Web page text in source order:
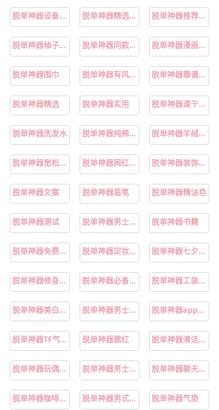
脱单神器设备介绍 脱单神器精选必备 脱单神器推荐精选必备
脱单神器柚子面膜 脱单神器同款礼物 脱单神器漫画在线观看韩漫
脱单神器围巾 脱单神器有风险吗 脱单神器靠谱的软件
脱单神器精选 脱单神器实用 脱单神器速干短袖
脱单神器洗发水 脱单神器纯棉卫衣 脱单神器羊绒大衣
脱单神器宽松牛仔裤 脱单神器网红甜品 脱单神器装饰摆件
脱单神器文案 脱单神器眉笔 脱单神器精油皂
脱单神器测试 脱单神器男士推荐 脱单神器书籍
脱单神器免费介绍对象 脱单神器定妆喷雾 脱单神器七夕礼物
脱单神器修身牛仔裤 脱单神器必备软件 脱单神器工装风男装
脱单神器美白面膜 脱单神器男士高领毛衣 脱单神器app是真的吗
脱单神器TF气垫 脱单神器腮红 脱单神器清洁面膜
脱单神器玩偶花束 脱单神器男士阔腿裤 脱单神器聊天软件
脱单神器咖啡味软糖 脱单神器男式服装 脱单神器气垫